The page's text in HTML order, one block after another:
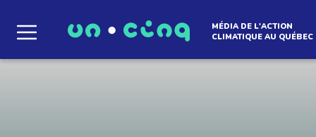
Le média qui
MÉDIA DE L'ACTION
CLIMATIQUE AU QUÉBEC